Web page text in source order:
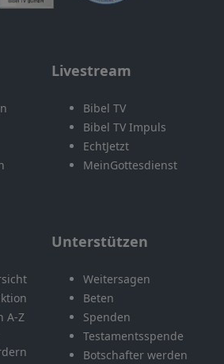
Livestream
Bibel TV
Bibel TV Impuls
EchtJetzt
MeinGottesdienst
A-Z
Unterstützen
Weitersagen
Beten
Spenden
Testamentsspende
Botschafter werden